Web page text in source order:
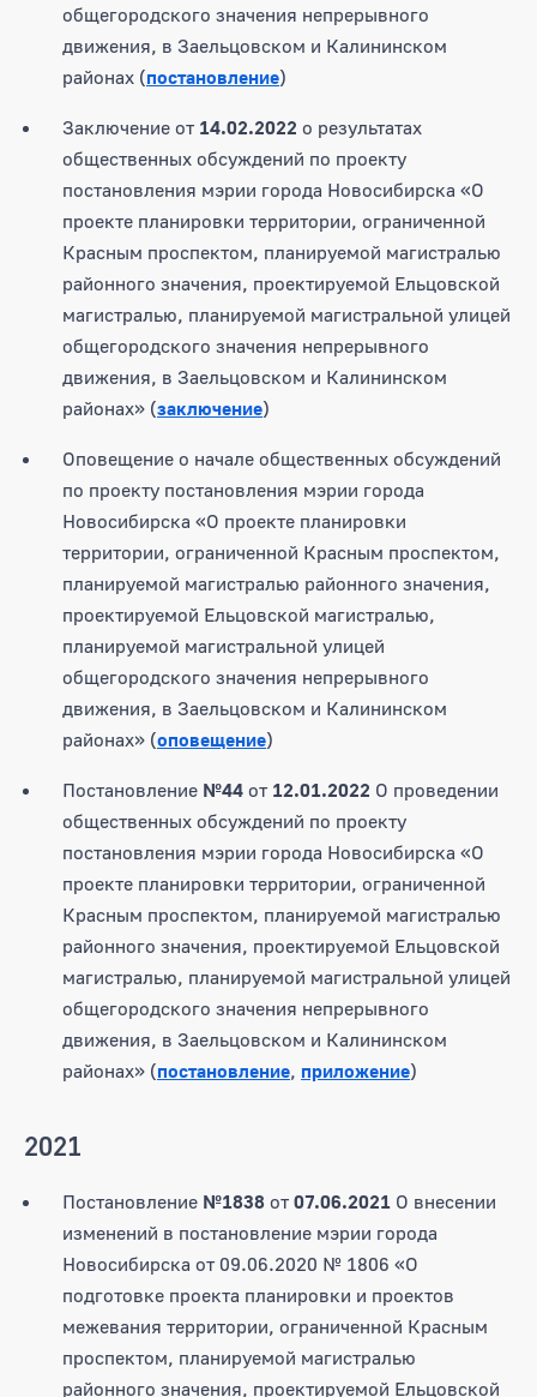
общегородского значения непрерывного
движения, в Заельцовском и Калининском
районах (постановление)
Заключение от 14.02.2022 о результатах
общественных обсуждений по проекту
постановления мэрии города Новосибирска «О
проекте планировки территории, ограниченной
Красным проспектом, планируемой магистралью
районного значения, проектируемой Ельцовской
магистралью, планируемой магистральной улицей
общегородского значения непрерывного
движения, в Заельцовском и Калининском
районах» (заключение)
Оповещение о начале общественных обсуждений
по проекту постановления мэрии города
Новосибирска «О проекте планировки
территории, ограниченной Красным проспектом,
планируемой магистралью районного значения,
проектируемой Ельцовской магистралью,
планируемой магистральной улицей
общегородского значения непрерывного
движения, в Заельцовском и Калининском
районах» (оповещение)
Постановление №44 от 12.01.2022 О проведении
общественных обсуждений по проекту
постановления мэрии города Новосибирска «О
проекте планировки территории, ограниченной
Красным проспектом, планируемой магистралью
районного значения, проектируемой Ельцовской
магистралью, планируемой магистральной улицей
общегородского значения непрерывного
движения, в Заельцовском и Калининском
районах» (постановление, приложение)
2021
Постановление №1838 от 07.06.2021 О внесении
изменений в постановление мэрии города
Новосибирска от 09.06.2020 № 1806 «О
подготовке проекта планировки и проектов
межевания территории, ограниченной Красным
проспектом, планируемой магистралью
районного значения, проектируемой Ельцовской